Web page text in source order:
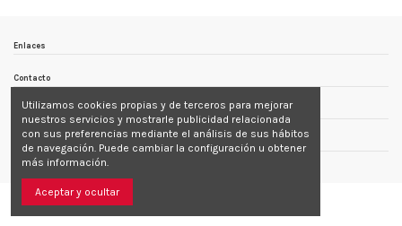
Enlaces
Contacto
Follow us
Utilizamos cookies propias y de terceros para mejorar
nuestros servicios y mostrarle publicidad relacionada
con sus preferencias mediante el análisis de sus hábitos
de navegación. Puede cambiar la configuración u obtener
más información.
Aceptar y ocultar